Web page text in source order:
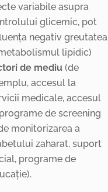
variabile asupra
glicemic, pot
negativ greutatea
lipidic)
de mediu(de
accesul la
medicale, accesul
de screening
monitorizarea a
zaharat, suport
programe de